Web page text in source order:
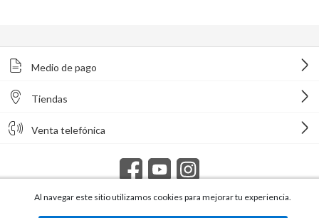
Medio de pago
Tiendas
Venta telefónica
Al navegar este sitio utilizamos cookies para mejorar tu experiencia.